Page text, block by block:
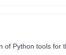
of Python tools